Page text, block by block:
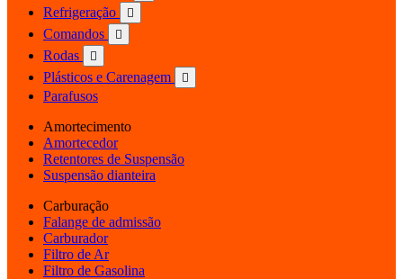
Refrigeração 
Comandos 
Rodas 
Plásticos e Carenagem 
Parafusos
Amortecimento
Amortecedor
Retentores de Suspensão
Suspensão dianteira
Carburação
Falange de admissão
Carburador
Filtro de Ar
Filtro de Gasolina